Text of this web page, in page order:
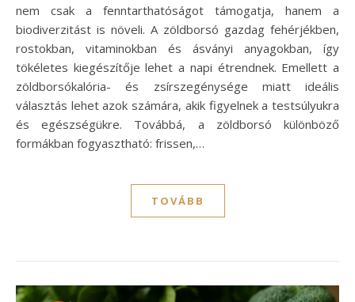
nem csak a fenntarthatóságot támogatja, hanem a
biodiverzitást is növeli. A zöldborsó gazdag fehérjékben,
rostokban, vitaminokban és ásványi anyagokban, így
tökéletes kiegészítője lehet a napi étrendnek. Emellett a
zöldborsókalória- és zsírszegénysége miatt ideális
választás lehet azok számára, akik figyelnek a testsúlyukra
és egészségükre. Továbbá, a zöldborsó különböző
formákban fogyasztható: frissen,…
TOVÁBB